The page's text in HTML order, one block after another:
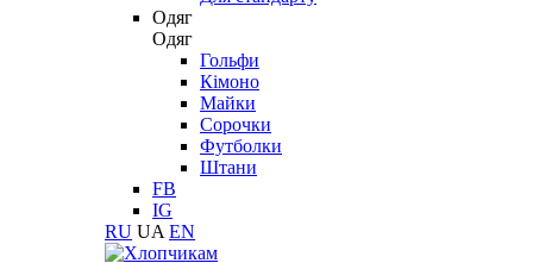
Одяг
Одяг
Гольфи
Кімоно
Майки
Сорочки
Футболки
Штани
FB
IG
RU UA EN